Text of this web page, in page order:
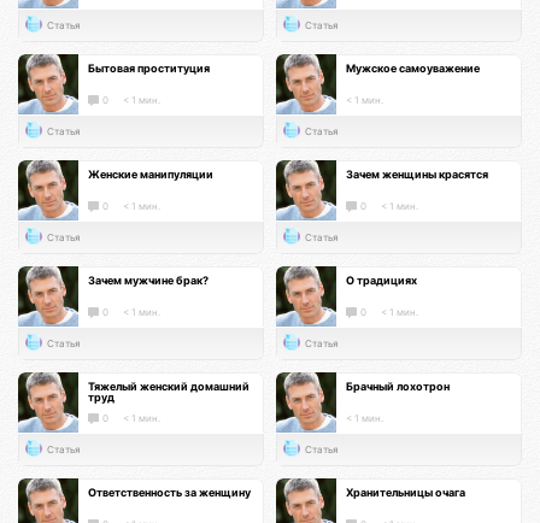
Статья Статья
Бытовая проституция
0 < 1 мин.
Статья
Мужское самоуважение
< 1 мин.
Статья
Женские манипуляции
0 < 1 мин.
Статья
Зачем женщины красятся
0 < 1 мин.
Статья
Зачем мужчине брак?
0 < 1 мин.
Статья
О традициях
0 < 1 мин.
Статья
Тяжелый женский домашний
труд
0 < 1 мин.
Статья
Брачный лохотрон
< 1 мин.
Статья
Ответственность за женщину Хранительницы очага